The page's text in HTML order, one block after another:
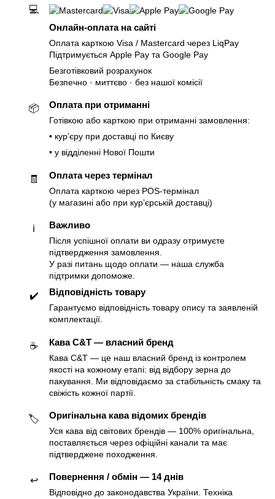
💻
Онлайн-оплата на сайті
Оплата карткою Visa / Mastercard через LiqPay
Підтримується Apple Pay та Google Pay
Безготівковий розрахунок
Безпечно · миттєво · без нашої комісії
📦 Оплата при отриманні
Готівкою або карткою при отриманні замовлення:
• курʼєру при доставці по Києву
• у відділенні Нової Пошти
🧾 Оплата через термінал
Оплата карткою через POS-термінал
(у магазині або при курʼєрській доставці)
ℹ️ Важливо
Після успішної оплати ви одразу отримуєте
підтвердження замовлення.
У разі питань щодо оплати — наша служба
підтримки допоможе.
✔️ Відповідність товару
Гарантуємо відповідність товару опису та заявленій
комплектації.
☕️ Кава C&T — власний бренд
Кава C&T — це наш власний бренд із контролем
якості на кожному етапі: від відбору зерна до
пакування. Ми відповідаємо за стабільність смаку та
свіжість кожної партії.
🏷 Оригінальна кава відомих брендів
Уся кава від світових брендів — 100% оригінальна,
поставляється через офіційні канали та має
підтверджене походження.
↩️ Повернення / обмін — 14 днів
Відповідно до законодавства України. Техніка